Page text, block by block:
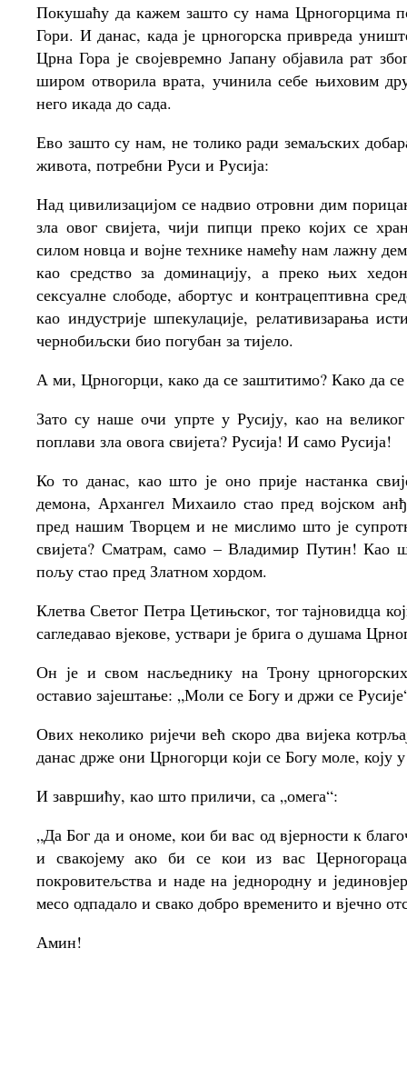
Покушаћу да кажем зашто су нама Црногорцима
Гори. И данас, када је црногорска привреда
Црна Гора је својевремно Јапану објавила рат
широм отворила врата, учинила себе њиховим
него икада до сада.
Ево зашто су нам, не толико ради земаљских
живота, потребни Руси и Русија:
Над цивилизацијом се надвио отровни дим
зла овог свијета, чији пипци преко којих се
силом новца и војне технике намећу нам лажну
као средство за доминацију, а преко њих
сексуалне слободе, абортус и контрацептивна
као индустрије шпекулације, релативизарања
чернобиљски био погубан за тијело.
А ми, Црногорци, како да се заштитимо? Како да
Зато су наше очи упрте у Русију, као на
поплави зла овога свијета? Русија! И само Русија!
Ко то данас, као што је оно прије настанка
демона, Архангел Михаило стао пред војском
пред нашим Творцем и не мислимо што је
свијета? Сматрам, само – Владимир Путин! Као
пољу стао пред Златном хордом.
Клетва Светог Петра Цетињског, тог тајновидца
сагледавао вјекове, уствари је брига о душама
Он је и свом насљеднику на Трону
оставио зајештање: „Моли се Богу и држи се
Ових неколико ријечи већ скоро два вијека
данас држе они Црногорци који се Богу моле, коју у
И завршићу, као што приличи, са „омега“:
„Да Бог да и ономе, кои би вас од вјерности к
и свакојему ако би се кои из вас
покровитељства и наде на једнородну и
месо одпадало и свако добро временито и вјечно
Амин!